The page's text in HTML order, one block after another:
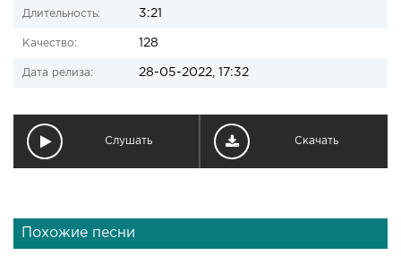
Длительность: 3:21
Качество: 128
Дата релиза: 28-05-2022, 17:32
Слушать Скачать
Похожие песни